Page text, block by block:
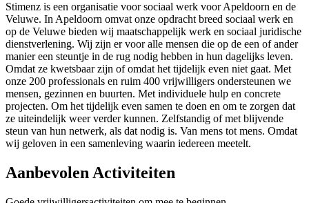
Stimenz is een organisatie voor sociaal werk voor Apeldoorn en de
Veluwe. In Apeldoorn omvat onze opdracht breed sociaal werk en
op de Veluwe bieden wij maatschappelijk werk en sociaal juridische
dienstverlening. Wij zijn er voor alle mensen die op de een of ander
manier een steuntje in de rug nodig hebben in hun dagelijks leven.
Omdat ze kwetsbaar zijn of omdat het tijdelijk even niet gaat. Met
onze 200 professionals en ruim 400 vrijwilligers ondersteunen we
mensen, gezinnen en buurten. Met individuele hulp en concrete
projecten. Om het tijdelijk even samen te doen en om te zorgen dat
ze uiteindelijk weer verder kunnen. Zelfstandig of met blijvende
steun van hun netwerk, als dat nodig is. Van mens tot mens. Omdat
wij geloven in een samenleving waarin iedereen meetelt.
Aanbevolen Activiteiten